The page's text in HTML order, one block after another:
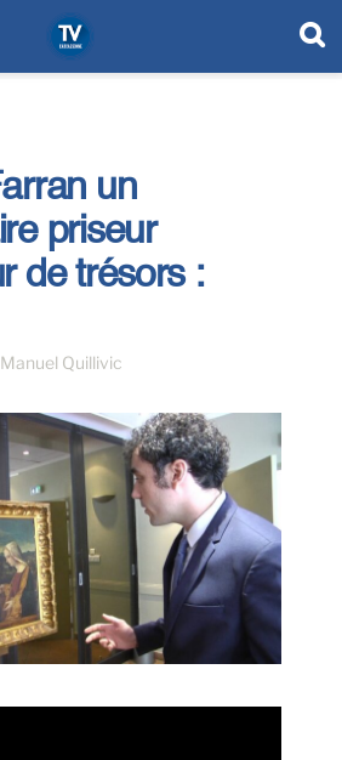
un
priseur
de trésors :
Manuel Quillivic